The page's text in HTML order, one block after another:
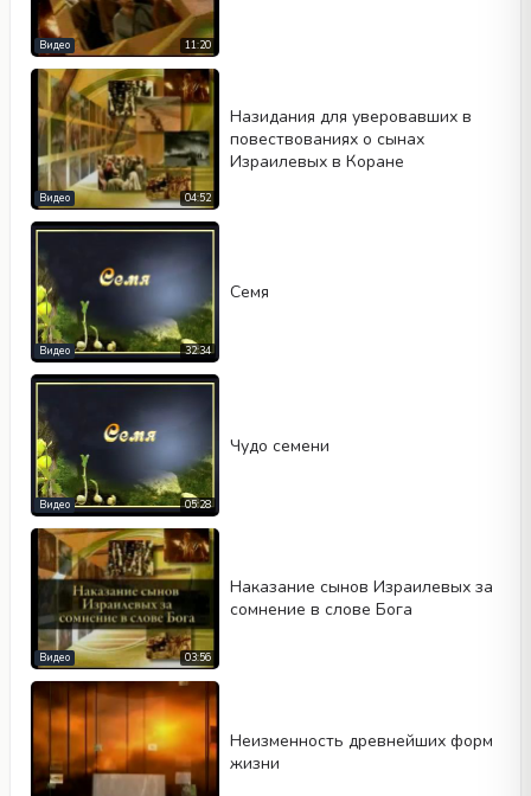
Автовоспроизведение
Kontrolleri göster
Повтор
Ширина
11:20
Видео
04:52
Видео
Назидания для уверовавших в
повествованиях о сынах
Израилевых в Коране
32:34
Видео
Семя
05:28
Видео
Чудо семени
03:56
Видео
Наказание сынов Израилевых за
сомнение в слове Бога
Неизменность древнейших форм
жизни